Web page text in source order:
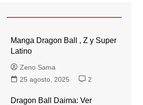
Manga Dragon Ball , Z y Super
Latino
Zeno Sama
25 agosto, 2025
2
Dragon Ball Daima: Ver